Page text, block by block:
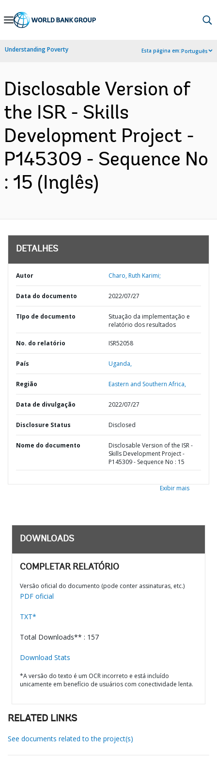
Skip
Navigation
Understanding Poverty Esta página em:Português
Disclosable Version of
the ISR - Skills
Development Project -
P145309 - Sequence No
: 15 (Inglês)
DETALHES
Autor Charo, Ruth Karimi;
Data do documento 2022/07/27
TIpo de documento
Situação da implementação e
relatório dos resultados
No. do relatório ISR52058
País Uganda,
Região Eastern and Southern Africa,
Data de divulgação 2022/07/27
Disclosure Status Disclosed
Nome do documento
Disclosable Version of the ISR -
Skills Development Project -
P145309 - Sequence No : 15
Exibir mais
DOWNLOADS
COMPLETAR RELATÓRIO
Versão oficial do documento (pode conter assinaturas, etc.)
PDF oficial
TXT*
Total Downloads** : 157
Download Stats
*A versão do texto é um OCR incorreto e está incluído
unicamente em benefício de usuários com conectividade lenta.
RELATED LINKS
See documents related to the project(s)